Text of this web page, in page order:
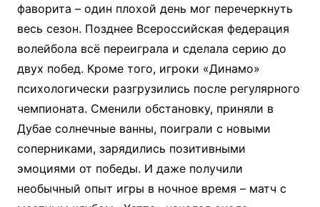
фаворита – один плохой день мог перечеркнуть
весь сезон. Позднее Всероссийская федерация
волейбола всё переиграла и сделала серию до
двух побед. Кроме того, игроки «Динамо»
психологически разгрузились после регулярного
чемпионата. Сменили обстановку, приняли в
Дубае солнечные ванны, поиграли с новыми
соперниками, зарядились позитивными
эмоциями от победы. И даже получили
необычный опыт игры в ночное время – матч с